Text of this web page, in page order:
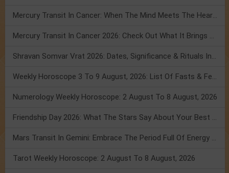
Mercury Transit In Cancer: When The Mind Meets The Heart!
Mercury Transit In Cancer 2026: Check Out What It Brings For You
Shravan Somvar Vrat 2026: Dates, Significance & Rituals In August
Weekly Horoscope 3 To 9 August, 2026: List Of Fasts & Festivals
Numerology Weekly Horoscope: 2 August To 8 August, 2026
Friendship Day 2026: What The Stars Say About Your Best Friend!
Mars Transit In Gemini: Embrace The Period Full Of Energy & Intelligence
Tarot Weekly Horoscope: 2 August To 8 August, 2026